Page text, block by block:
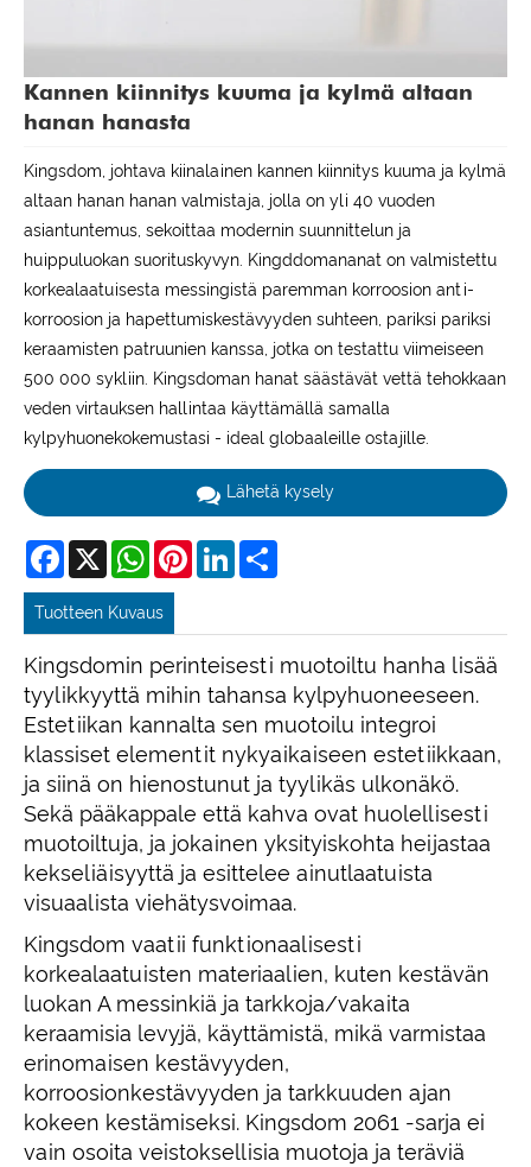
Kannen kiinnitys kuuma ja kylmä altaan
hanan hanasta
Kingsdom, johtava kiinalainen kannen kiinnitys kuuma ja kylmä
altaan hanan hanan valmistaja, jolla on yli 40 vuoden
asiantuntemus, sekoittaa modernin suunnittelun ja
huippuluokan suorituskyvyn. Kingddomananat on valmistettu
korkealaatuisesta messingistä paremman korroosion anti-
korroosion ja hapettumiskestävyyden suhteen, pariksi pariksi
keraamisten patruunien kanssa, jotka on testattu viimeiseen
500 000 sykliin. Kingsdoman hanat säästävät vettä tehokkaan
veden virtauksen hallintaa käyttämällä samalla
kylpyhuonekokemustasi - ideal globaaleille ostajille.
Lähetä kysely
Facebook
X WhatsAppPinterestLinkedIn
Tuotteen Kuvaus
Kingsdomin perinteisesti muotoiltu hanha lisää
tyylikkyyttä mihin tahansa kylpyhuoneeseen.
Estetiikan kannalta sen muotoilu integroi
klassiset elementit nykyaikaiseen estetiikkaan,
ja siinä on hienostunut ja tyylikäs ulkonäkö.
Sekä pääkappale että kahva ovat huolellisesti
muotoiltuja, ja jokainen yksityiskohta heijastaa
kekseliäisyyttä ja esittelee ainutlaatuista
visuaalista viehätysvoimaa.
Kingsdom vaatii funktionaalisesti
korkealaatuisten materiaalien, kuten kestävän
luokan A messinkiä ja tarkkoja/vakaita
keraamisia levyjä, käyttämistä, mikä varmistaa
erinomaisen kestävyyden,
korroosionkestävyyden ja tarkkuuden ajan
kokeen kestämiseksi. Kingsdom 2061 -sarja ei
vain osoita veistoksellisia muotoja ja teräviä